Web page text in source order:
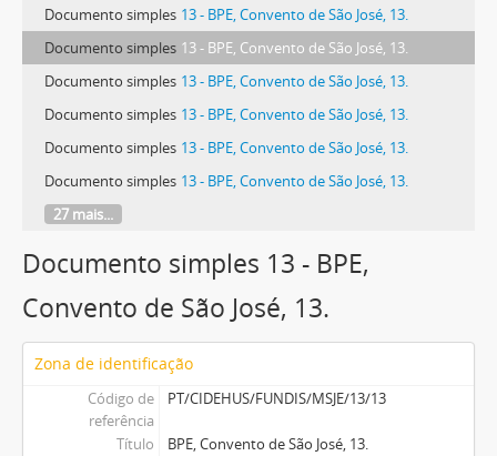
Documento simples 13 - BPE, Convento de São José, 13.
Documento simples 13 - BPE, Convento de São José, 13.
Documento simples 13 - BPE, Convento de São José, 13.
Documento simples 13 - BPE, Convento de São José, 13.
Documento simples 13 - BPE, Convento de São José, 13.
Documento simples 13 - BPE, Convento de São José, 13.
27 mais...
Documento simples 13 - BPE,
Convento de São José, 13.
Zona de identificação
Código de
referência
PT/CIDEHUS/FUNDIS/MSJE/13/13
Título
BPE, Convento de São José, 13.